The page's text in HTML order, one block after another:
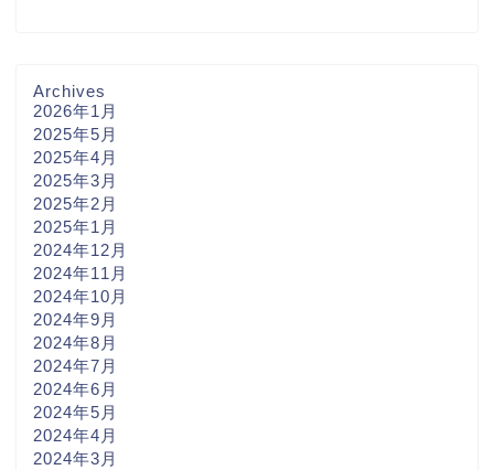
Archives
2026年1月
2025年5月
2025年4月
2025年3月
2025年2月
2025年1月
2024年12月
2024年11月
2024年10月
2024年9月
2024年8月
2024年7月
2024年6月
2024年5月
2024年4月
2024年3月